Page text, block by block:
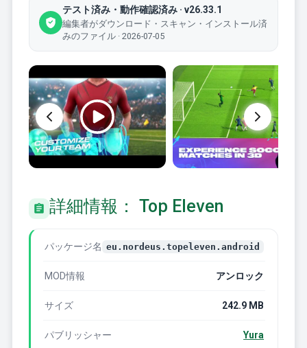
テスト済み・動作確認済み · v26.33.1
編集者がダウンロード・スキャン・インストール済
みのファイル · 2026-07-05
詳細情報： Top Eleven
パッケージ名 eu.nordeus.topeleven.android
MOD情報 アンロック
サイズ 242.9 MB
パブリッシャー Yura